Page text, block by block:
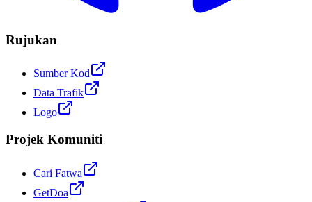
Rujukan
Sumber Kod
Data Trafik
Logo
Projek Komuniti
Cari Fatwa
GetDoa